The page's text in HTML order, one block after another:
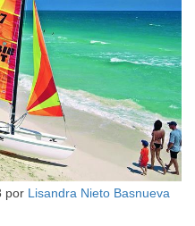
por Lisandra Nieto Basnueva